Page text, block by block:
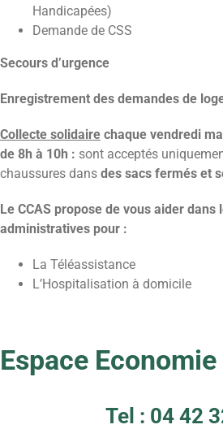
Handicapées)
Demande de CSS
Secours d’urgence
Enregistrement des demandes de
Collecte solidaire chaque vendredi
de 8h à 10h : sont acceptés
chaussures dans des sacs fermés et
Le CCAS propose de vous aider dans
administratives pour :
La Téléassistance
L’Hospitalisation à domicile
Espace
Tel : 04 42